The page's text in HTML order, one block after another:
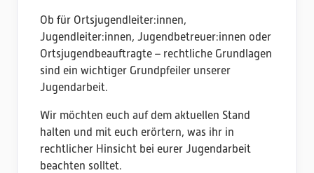
Ob für Ortsjugendleiter:innen,
Jugendleiter:innen, Jugendbetreuer:innen oder
Ortsjugendbeauftragte – rechtliche Grundlagen
sind ein wichtiger Grundpfeiler unserer
Jugendarbeit.
Wir möchten euch auf dem aktuellen Stand
halten und mit euch erörtern, was ihr in
rechtlicher Hinsicht bei eurer Jugendarbeit
beachten solltet.